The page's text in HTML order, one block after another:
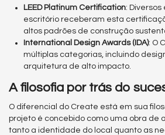
LEED Platinum Certification:
escritório receberam esta
altos padrões de construção
International Design Awards (IDA): O
múltiplas categorias, incluindo
arquitetura de alto impacto.
A filosofia por trás do
O diferencial do Create está em sua
projeto é concebido como uma obra de
tanto a identidade do local quanto as